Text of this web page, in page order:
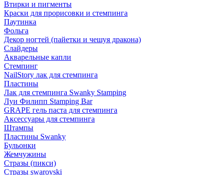
Втирки и пигменты
Краски для прорисовки и стемпинга
Паутинка
Фольга
Декор ногтей (пайетки и чешуя дракона)
Слайдеры
Акварельные капли
Стемпинг
NailStory лак для стемпинга
Пластины
Лак для стемпинга Swanky Stamping
Луи Филипп Stamping Bar
GRAPE гель паста для стемпинга
Аксессуары для стемпинга
Штампы
Пластины Swanky
Бульонки
Жемчужины
Стразы (пикси)
Cтразы swarovski